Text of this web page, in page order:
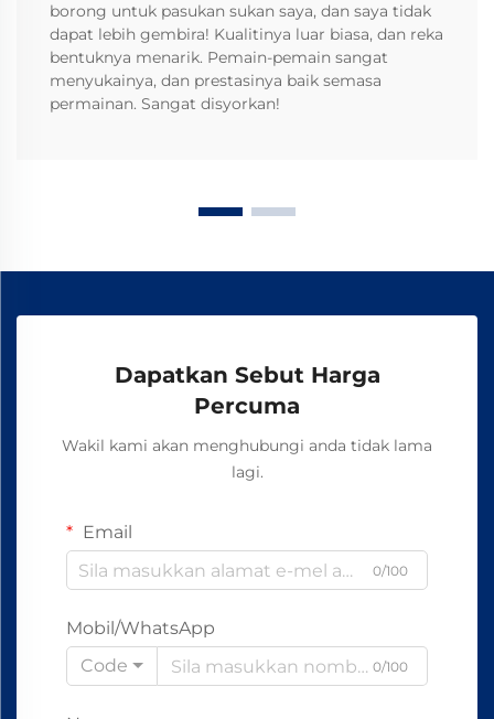
borong untuk pasukan sukan saya, dan saya tidak
dapat lebih gembira! Kualitinya luar biasa, dan reka
bentuknya menarik. Pemain-pemain sangat
menyukainya, dan prestasinya baik semasa
permainan. Sangat disyorkan!
Dapatkan Sebut Harga
Percuma
Wakil kami akan menghubungi anda tidak lama
lagi.
Email
0/100
Mobil/WhatsApp
Code
0/100